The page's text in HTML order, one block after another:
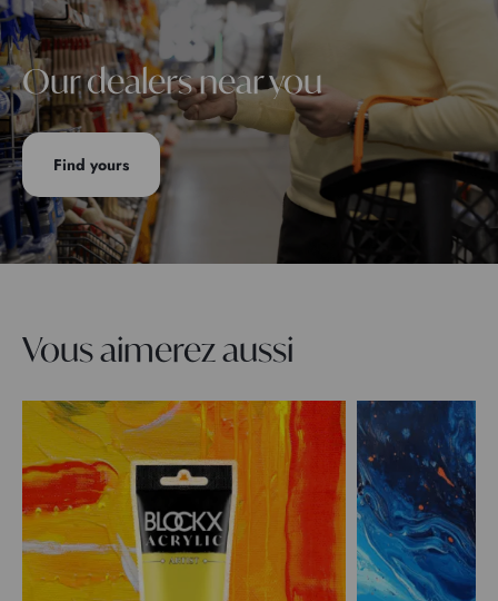
Our dealers near you
Find yours
Vous aimerez aussi